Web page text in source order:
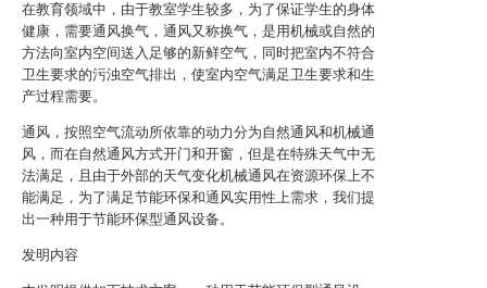
在教育领域中，由于教室学生较多，为了保证学生的身体
健康，需要通风换气，通风又称换气，是用机械或自然的
方法向室内空间送入足够的新鲜空气，同时把室内不符合
卫生要求的污浊空气排出，使室内空气满足卫生要求和生
产过程需要。
通风，按照空气流动所依靠的动力分为自然通风和机械通
风，而在自然通风方式开门和开窗，但是在特殊天气中无
法满足，且由于外部的天气变化机械通风在资源环保上不
能满足，为了满足节能环保和通风实用性上需求，我们提
出一种用于节能环保型通风设备。
发明内容